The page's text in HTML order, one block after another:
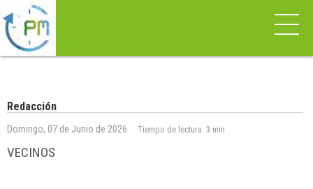
Redacción
Domingo, 07 de Junio de 2026 Tiempo de lectura: 3 min
VECINOS